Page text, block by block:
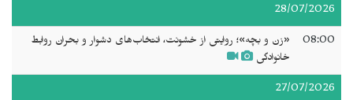
28/07/2026
08:00
«زن و بچه»؛ روایتی از خشونت، انتخاب‌های دشوار و بحران روابط
خانوادگی
27/07/2026